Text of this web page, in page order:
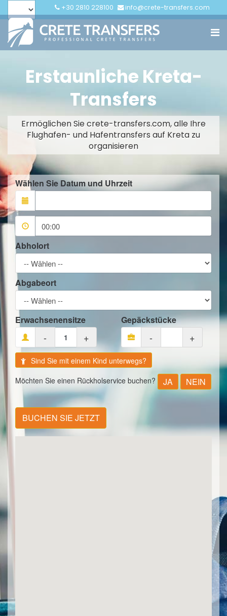
+30 2810 228100 info@crete-transfers.com
Erstaunliche Kreta-
Transfers
Ermöglichen Sie crete-transfers.com, alle Ihre
Flughafen- und Hafentransfers auf Kreta zu
organisieren
Wählen Sie Datum und Uhrzeit
Abholort
Abgabeort
Erwachsenensitze
- +
Gepäckstücke
- +
Sind Sie mit einem Kind unterwegs?
Möchten Sie einen Rückholservice buchen?
JA NEIN